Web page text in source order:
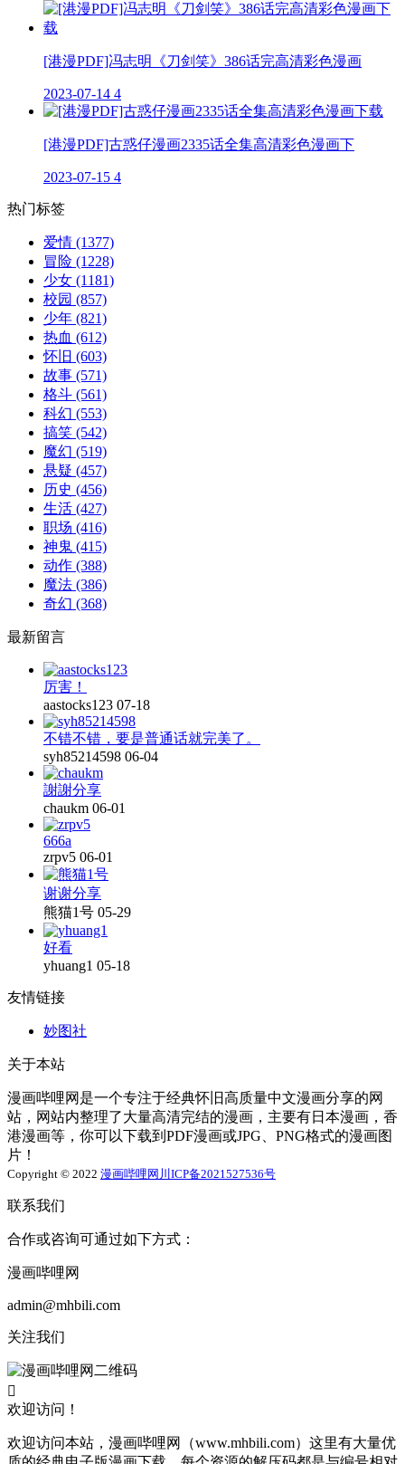
[港漫PDF]冯志明《刀剑笑》386话完高清彩色漫画
2023-07-14 4
[港漫PDF]古惑仔漫画2335话全集高清彩色漫画下
2023-07-15 4
热门标签
爱情 (1377)
冒险 (1228)
少女 (1181)
校园 (857)
少年 (821)
热血 (612)
怀旧 (603)
故事 (571)
格斗 (561)
科幻 (553)
搞笑 (542)
魔幻 (519)
悬疑 (457)
历史 (456)
生活 (427)
职场 (416)
神鬼 (415)
动作 (388)
魔法 (386)
奇幻 (368)
最新留言
厉害！
aastocks123 07-18
不错不错，要是普通话就完美了。
syh85214598 06-04
謝謝分享
chaukm 06-01
666a
zrpv5 06-01
谢谢分享
熊猫1号 05-29
好看
yhuang1 05-18
友情链接
妙图社
关于本站
漫画哔哩网是一个专注于经典怀旧高质量中文漫画分享的网
站，网站内整理了大量高清完结的漫画，主要有日本漫画，香
港漫画等，你可以下载到PDF漫画或JPG、PNG格式的漫画图
片！
Copyright © 2022 漫画哔哩网 川ICP备2021527536号
联系我们
合作或咨询可通过如下方式：
漫画哔哩网
admin@mhbili.com
关注我们

欢迎访问！
欢迎访问本站，漫画哔哩网（www.mhbili.com）这里有大量优